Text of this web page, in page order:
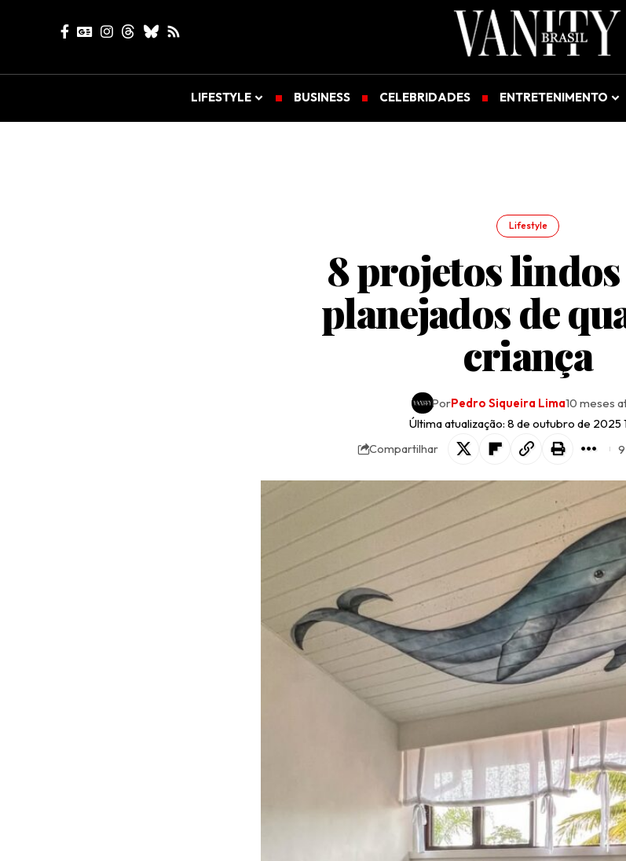
LIFESTYLE BUSINESS CELEBRIDADES ENTRETENIMENTO
Lifestyle
8 projetos lindos
planejados de
criança
Última atualização: 8 de outubro de 2025
PorPedro Siqueira Lima10 meses
Compartilhar